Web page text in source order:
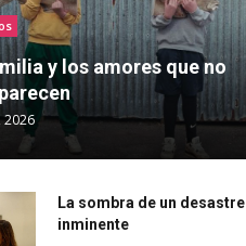
y los amores que no
2026
La sombra de un desastre
inminente